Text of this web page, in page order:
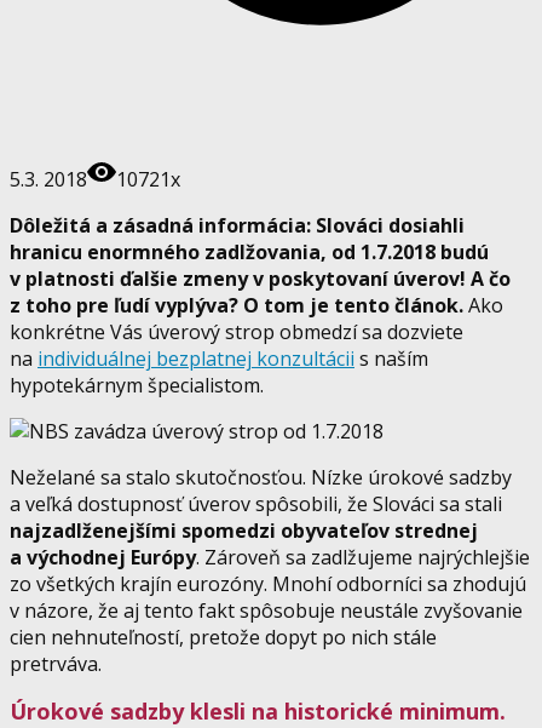
5.3. 2018
10721x
Dôležitá a zásadná informácia: Slováci dosiahli
hranicu enormného zadlžovania, od 1.7.2018 budú
v platnosti ďalšie zmeny v poskytovaní úverov! A čo
z toho pre ľudí vyplýva? O tom je tento článok.Ako
konkrétne Vás úverový strop obmedzí sa dozviete
na individuálnej bezplatnej konzultácii s naším
hypotekárnym špecialistom.
Neželané sa stalo skutočnosťou. Nízke úrokové sadzby
a veľká dostupnosť úverov spôsobili, že Slováci sa stali
najzadlženejšími spomedzi obyvateľov strednej
a východnej Európy. Zároveň sa zadlžujeme najrýchlejšie
zo všetkých krajín eurozóny. Mnohí odborníci sa zhodujú
v názore, že aj tento fakt spôsobuje neustále zvyšovanie
cien nehnuteľností, pretože dopyt po nich stále
pretrváva.
Úrokové sadzby klesli na historické minimum.